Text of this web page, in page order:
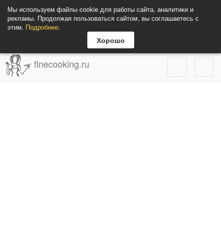
Мы используем файлы cookie для работы сайта, аналитики и
рекламы. Продолжая пользоваться сайтом, вы соглашаетесь с
этим. Подробнее.
Хорошо
finecooking.ru